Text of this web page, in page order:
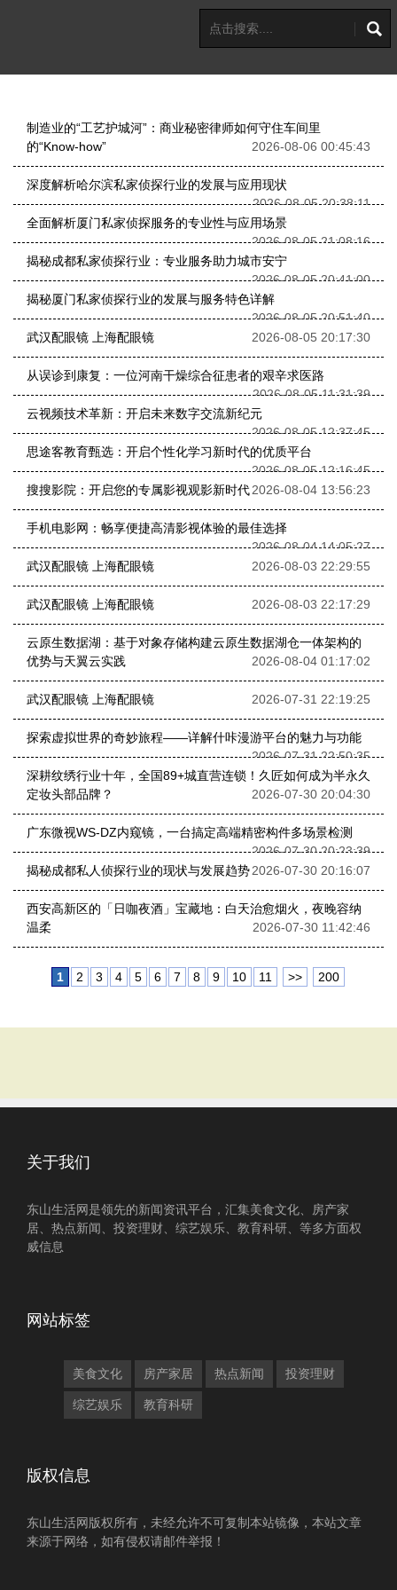
制造业的“工艺护城河”：商业秘密律师如何守住车间里
的“Know-how”
2026-08-06 00:45:43
深度解析哈尔滨私家侦探行业的发展与应用现状
2026-08-05 20:38:11
全面解析厦门私家侦探服务的专业性与应用场景
2026-08-05 21:08:16
揭秘成都私家侦探行业：专业服务助力城市安宁
2026-08-05 20:41:00
揭秘厦门私家侦探行业的发展与服务特色详解
2026-08-05 20:51:40
武汉配眼镜 上海配眼镜
2026-08-05 20:17:30
从误诊到康复：一位河南干燥综合征患者的艰辛求医路
2026-08-05 11:31:39
云视频技术革新：开启未来数字交流新纪元
2026-08-05 12:37:45
思途客教育甄选：开启个性化学习新时代的优质平台
2026-08-05 12:16:45
搜搜影院：开启您的专属影视观影新时代2026-08-04 13:56:23
手机电影网：畅享便捷高清影视体验的最佳选择
2026-08-04 14:05:27
武汉配眼镜 上海配眼镜
2026-08-03 22:29:55
武汉配眼镜 上海配眼镜 2026-08-03 22:17:29
云原生数据湖：基于对象存储构建云原生数据湖仓一体架构的
优势与天翼云实践
2026-08-04 01:17:02
武汉配眼镜 上海配眼镜 2026-07-31 22:19:25
探索虚拟世界的奇妙旅程——详解什咔漫游平台的魅力与功能
2026-07-31 22:50:35
深耕纹绣行业十年，全国89+城直营连锁！久匠如何成为半永久
定妆头部品牌？
2026-07-30 20:04:30
广东微视WS-DZ内窥镜，一台搞定高端精密构件多场景检测
2026-07-30 20:23:39
揭秘成都私人侦探行业的现状与发展趋势2026-07-30 20:16:07
西安高新区的「日咖夜酒」宝藏地：白天治愈烟火，夜晚容纳
温柔
2026-07-30 11:42:46
1 2 3 4 5 6 7 8 9 10 11 >> 200
关于我们
东山生活网是领先的新闻资讯平台，汇集美食文化、房产家
居、热点新闻、投资理财、综艺娱乐、教育科研、等多方面权
威信息
网站标签
美食文化 房产家居 热点新闻 投资理财
综艺娱乐 教育科研
版权信息
东山生活网版权所有，未经允许不可复制本站镜像，本站文章
来源于网络，如有侵权请邮件举报！